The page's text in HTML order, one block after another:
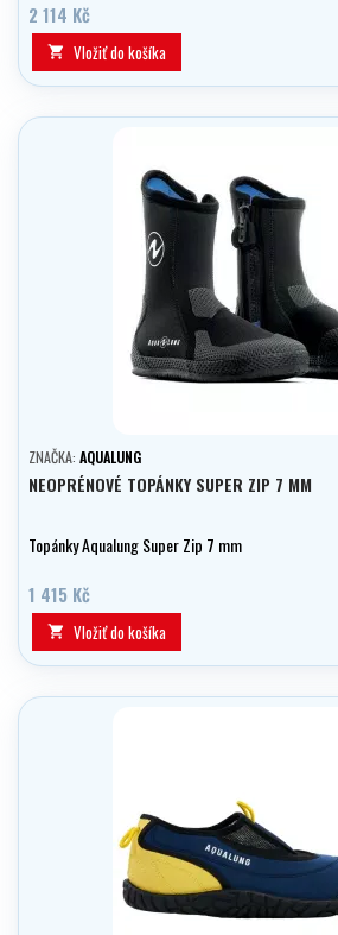
2 114 Kč
 Vložiť do košíka
ZNAČKA: AQUALUNG
NEOPRÉNOVÉ TOPÁNKY SUPER ZIP 7 MM
Topánky Aqualung Super Zip 7 mm
1 415 Kč
 Vložiť do košíka